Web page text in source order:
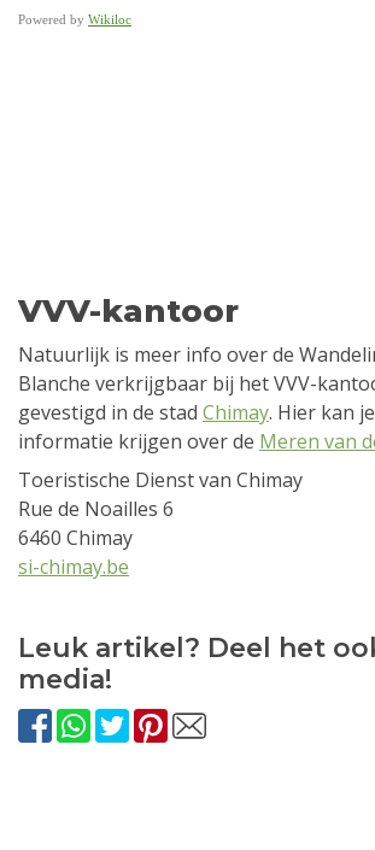
Powered by Wikiloc
VVV-kantoor
Natuurlijk is meer info over de
Blanche verkrijgbaar bij het VVV-
gevestigd in de stad Chimay. Hier kan
informatie krijgen over de Meren van
Toeristische Dienst van Chimay
Rue de Noailles 6
6460 Chimay
si-chimay.be
Leuk artikel? Deel het
media!